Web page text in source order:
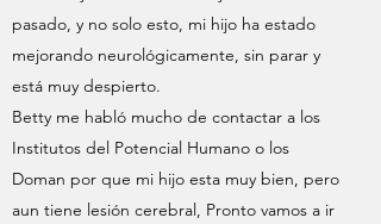
pasado, y no solo esto, mi hijo ha estado
mejorando neurológicamente, sin parar y
está muy despierto.
Betty me habló mucho de contactar a los
Institutos del Potencial Humano o los
Doman por que mi hijo esta muy bien, pero
aun tiene lesión cerebral, Pronto vamos a ir